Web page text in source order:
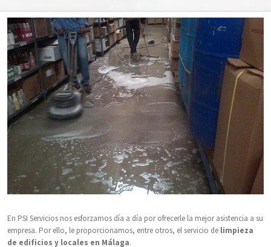
En PSI Servicios nos esforzamos día a día por ofrecerle la mejor asistencia a su
empresa. Por ello, le proporcionamos, entre otros, el servicio de limpieza
de edificios y locales en Málaga.